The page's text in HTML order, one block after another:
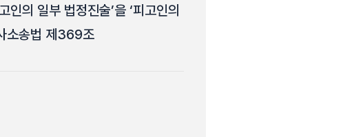
의 일부 법정진술’을 ‘피고인의
소송법 제369조